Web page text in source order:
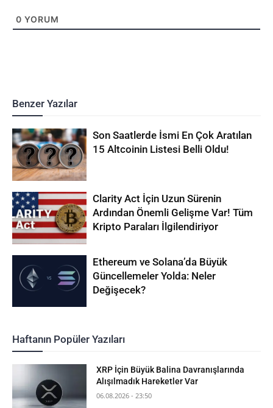
0 YORUM
Benzer Yazılar
Son Saatlerde İsmi En Çok Aratılan
15 Altcoinin Listesi Belli Oldu!
Clarity Act İçin Uzun Sürenin
Ardından Önemli Gelişme Var! Tüm
Kripto Paraları İlgilendiriyor
Ethereum ve Solana’da Büyük
Güncellemeler Yolda: Neler
Değişecek?
Haftanın Popüler Yazıları
XRP İçin Büyük Balina Davranışlarında
Alışılmadık Hareketler Var
06.08.2026 - 23:50